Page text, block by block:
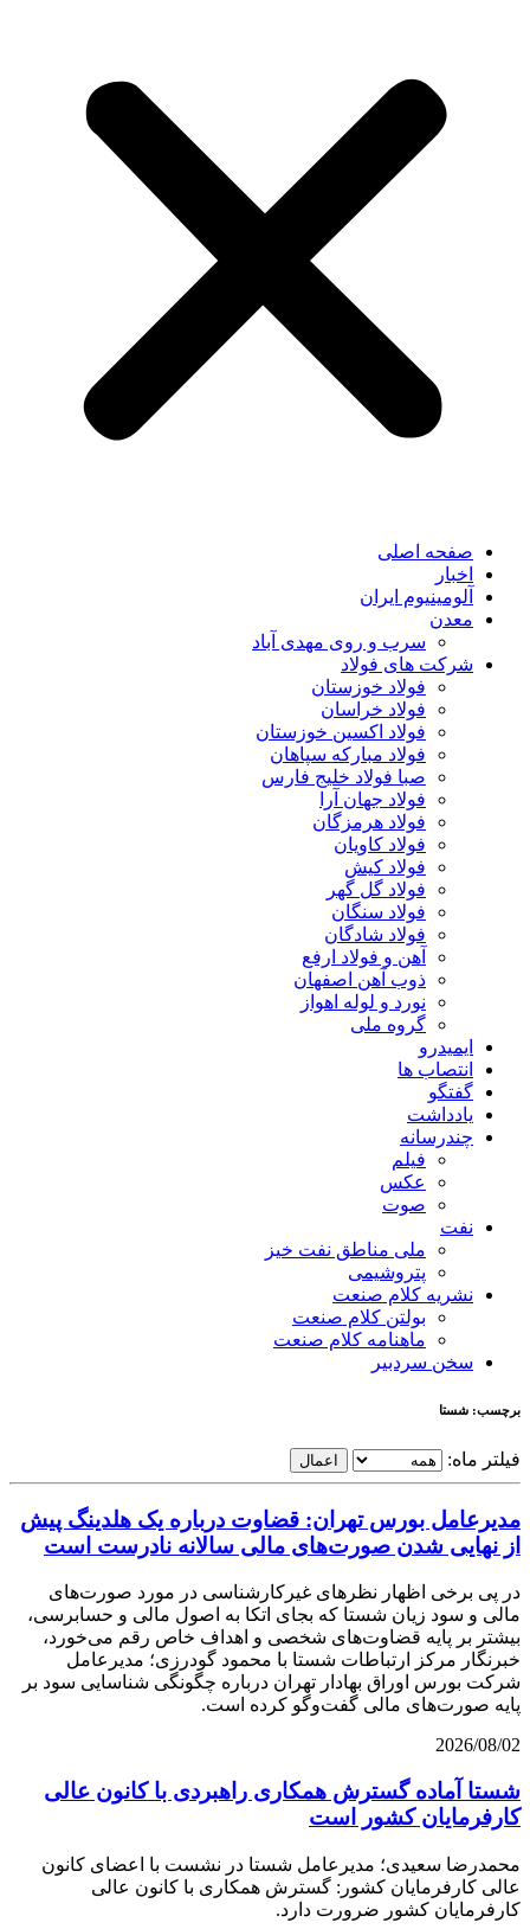
صفحه اصلی
اخبار
آلومینیوم ایران
معدن
سرب و روی مهدی آباد
شرکت های فولاد
فولاد خوزستان
فولاد خراسان
فولاد اکسین خوزستان
فولاد مبارکه سپاهان
صبا فولاد خلیج فارس
فولاد جهان آرا
فولاد هرمزگان
فولاد کاویان
فولاد کیش
فولاد گل گهر
فولاد سنگان
فولاد شادگان
آهن و فولاد ارفع
ذوب آهن اصفهان
نورد و لوله اهواز
گروه ملی
ایمیدرو
انتصاب ها
گفتگو
یادداشت
چندرسانه
فیلم
عکس
صوت
نفت
ملی مناطق نفت خیز
پتروشیمی
نشریه کلام صنعت
بولتن کلام صنعت
ماهنامه کلام صنعت
سخن سردبیر
برچسب: شستا
فیلتر ماه: اعمال
مدیرعامل بورس تهران: قضاوت درباره یک هلدینگ پیش
از نهایی شدن صورت‌های مالی سالانه نادرست است
در پی برخی اظهار نظرهای غیرکارشناسی در مورد صورت‌های
مالی و سود زیان شستا که بجای اتکا به اصول مالی و حسابرسی،
بیشتر بر پایه قضاوت‌‌های شخصی و اهداف خاص رقم می‌خورد،
خبرنگار مرکز ارتباطات شستا با محمود گودرزی؛ مدیرعامل
شرکت بورس اوراق بهادار تهران درباره چگونگی شناسایی سود بر
پایه صورت‌های مالی گفت‌وگو کرده است.
2026/08/02
شستا آماده گسترش همکاری راهبردی با کانون عالی
کارفرمایان کشور است
محمدرضا سعیدی؛ مدیرعامل شستا در نشست با اعضای کانون
عالی کارفرمایان کشور: گسترش همکاری با کانون عالی
کارفرمایان کشور ضرورت دارد.